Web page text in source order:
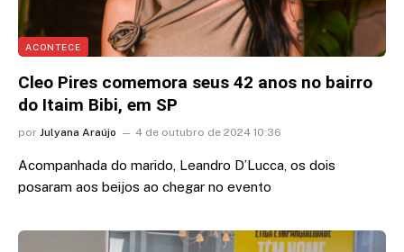
ACONTECE
Cleo Pires comemora seus 42 anos no bairro
do Itaim Bibi, em SP
por Julyana Araújo 4 de outubro de 2024 10:36
Acompanhada do marido, Leandro D’Lucca, os dois
posaram aos beijos ao chegar no evento